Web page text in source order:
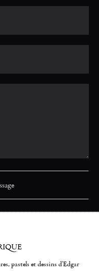
pastels et dessins d'Edgar